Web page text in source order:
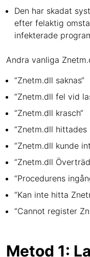
Den har skadat
efter felaktig
infekterade
Andra vanliga
“Znetm.dll saknas“
“Znetm.dll fel vid
“Znetm.dll krasch“
“Znetm.dll hittades
“Znetm.dll kunde
“Znetm.dll
“Procedurens
“Kan inte hitta
“Cannot register
Metod 1: